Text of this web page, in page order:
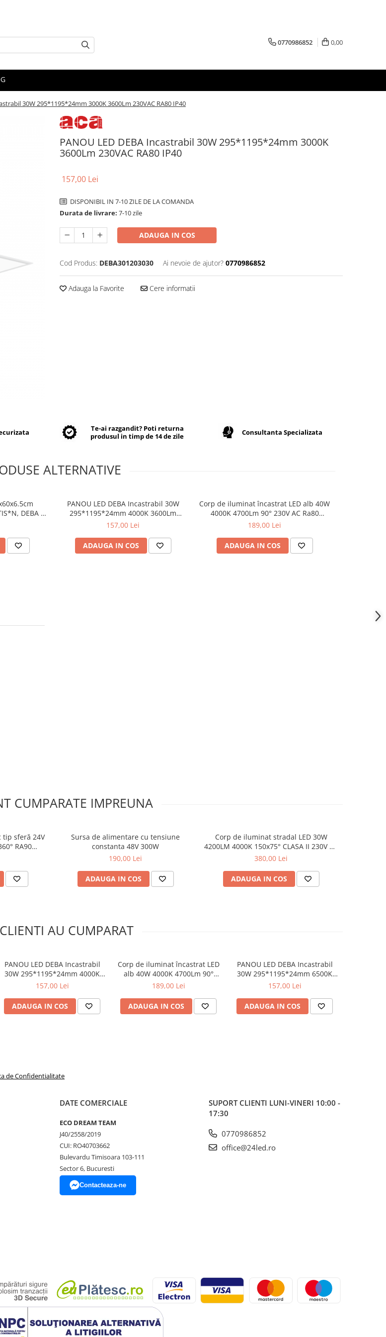
0770986852 0,00
30W 295*1195*24mm 3000K 3600Lm 230VAC RA80 IP40
PANOU LED DEBA Incastrabil 30W 295*1195*24mm 3000K
3600Lm 230VAC RA80 IP40
157,00 Lei
DISPONIBIL IN 7-10 ZILE DE LA COMANDA
Durata de livrare: 7-10 zile
ADAUGA IN COS
Cod Produs: DEBA301203030 Ai nevoie de ajutor? 0770986852
Adauga la Favorite Cere informatii
Te-ai razgandit? Poti returna
produsul in timp de 14 de zile
Consultanta Specializata
ALTERNATIVE
DEBA ȘI
PANOU LED DEBA Incastrabil 30W
295*1195*24mm 4000K 3600Lm
230VAC RA80 IP40
157,00 Lei
ADAUGA IN COS
Corp de iluminat încastrat LED alb 40W
4000K 4700Lm 90° 230V AC Ra80
Φ230*77MM
189,00 Lei
ADAUGA IN COS
CUMPARATE IMPREUNA
tip sferă 24V
RA90
Sursa de alimentare cu tensiune
constanta 48V 300W
190,00 Lei
ADAUGA IN COS
Corp de iluminat stradal LED 30W
4200LM 4000K 150x75° CLASA II 230V AC
IP66
380,00 Lei
ADAUGA IN COS
AU CUMPARAT
PANOU LED DEBA Incastrabil
30W 295*1195*24mm 4000K
3600Lm 230VAC RA80 IP40
157,00 Lei
ADAUGA IN COS
Corp de iluminat încastrat LED
alb 40W 4000K 4700Lm 90°
230V AC Ra80 Φ230*77MM
189,00 Lei
ADAUGA IN COS
PANOU LED DEBA Incastrabil
30W 295*1195*24mm 6500K
3600Lm 230VAC RA80 IP40
157,00 Lei
ADAUGA IN COS
de Confidentialitate
DATE COMERCIALE
ECO DREAM TEAM
J40/2558/2019
CUI: RO40703662
Bulevardu Timisoara 103-111
Sector 6, Bucuresti
Contacteaza-ne
SUPORT CLIENTI LUNI-VINERI 10:00 -
17:30
0770986852
office@24led.ro